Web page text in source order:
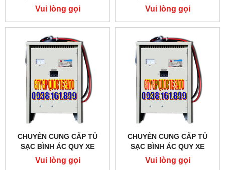
NÂNG - BỘ SẠC BÌNH ẮC
QUY XE NÂNG TẠI QUẬN
Vui lòng gọi
NÂNG - BỘ SẠC BÌNH ẮC
QUY XE NÂNG TẠI QUẬN
Vui lòng gọi
CHUYÊN CUNG CẤP TỦ
SẠC BÌNH ẮC QUY XE
NÂNG - BỘ SẠC BÌNH ẮC
QUY XE NÂNG TẠI QUẬN
Vui lòng gọi
CHUYÊN CUNG CẤP TỦ
SẠC BÌNH ẮC QUY XE
NÂNG - BỘ SẠC BÌNH ẮC
QUY XE NÂNG TẠI QUẬN 9
Vui lòng gọi